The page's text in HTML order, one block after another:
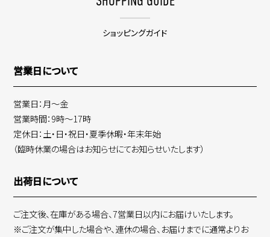
ショッピングガイド
営業日について
営業日：月～金
営業時間：9時～17時
定休日：土・日・祝日・夏季休暇・年末年始
（臨時休業の場合はお知らせにてお知らせいたします）
出荷日について
ご注文後、在庫がある場合、7営業日以内にお届けいたします。
※ご注文が集中した場合や、連休の場合、お届けまでに通常よりお